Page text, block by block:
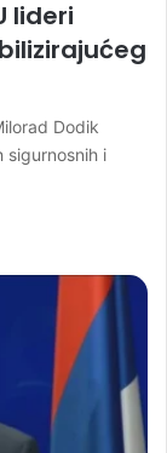
lideri
Dodik
sigurnosnih i